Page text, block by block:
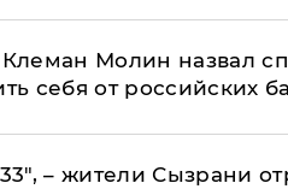
Молин назвал
себя от российских
– жители Сызрани